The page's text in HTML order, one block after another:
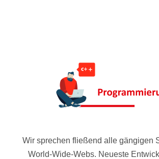
Wir sprechen fließend alle gängigen
World-Wide-Webs. Neueste